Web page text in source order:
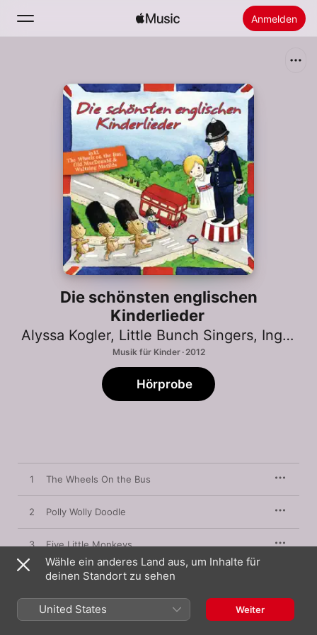
Anmelden
Startseite
Apple Music installieren
Die schönsten englischen
Kinderlieder
Alyssa Kogler, Little Bunch Singers, Ingrid Diem
Musik für Kinder · 2012
Hörprobe
1 The Wheels On the Bus
2 Polly Wolly Doodle
3 Five Little Monkeys
Head and Shoulders
If You Are Happy
Wähle ein anderes Land aus, um Inhalte für
deinen Standort zu sehen
United States Weiter